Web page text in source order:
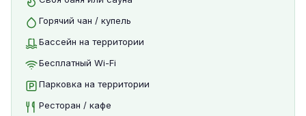
Горячий чан / купель
Бассейн на территории
Бесплатный Wi-Fi
Парковка на территории
Ресторан / кафе